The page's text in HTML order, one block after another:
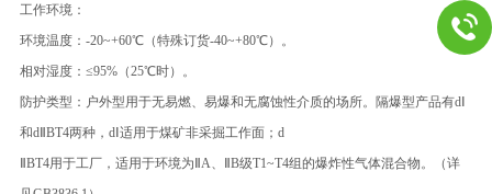
工作环境：
环境温度：-20~+60℃（特殊订货-40~+80℃）。
相对湿度：≤95%（25℃时）。
防护类型：户外型用于无易燃、易爆和无腐蚀性介质的场所。隔爆型产品有dⅠ
和dⅡBT4两种，dⅠ适用于煤矿非采掘工作面；d
ⅡBT4用于工厂，适用于环境为ⅡA、ⅡB级T1~T4组的爆炸性气体混合物。（详